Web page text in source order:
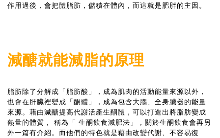
作用過後，會把體脂肪，儲積在體內，而這就是肥胖的主因。
減醣就能減脂的原理
脂肪除了分解成「脂肪酸」，成為肌肉的活動能量來源以外，
也會在肝臟裡變成「酮體」，成為包含大腦、全身臟器的能量
來源。藉由減醣提高代謝活產生酮體，可以打造出將脂肪變成
熱量的體質， 稱為「 生酮飲食減肥法」，關於生酮飲食會再另
外一篇有介紹。而他們的特色就是藉由改變代謝、不容易復